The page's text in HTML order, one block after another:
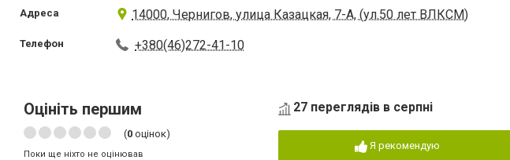
Адреса 14000, Чернигов, улица Казацкая, 7-А, (ул.50 лет ВЛКСМ)
Телефон +380(46)272-41-10
Оцініть першим
(0 оцінок)
Поки ще ніхто не оцінював
27 переглядів в серпні
Я рекомендую